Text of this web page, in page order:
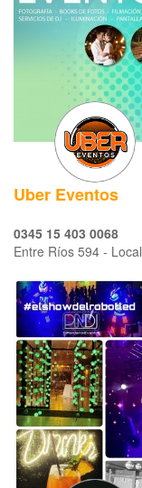
Uber Eventos
0345 15 403 0068
Entre Ríos 594 -